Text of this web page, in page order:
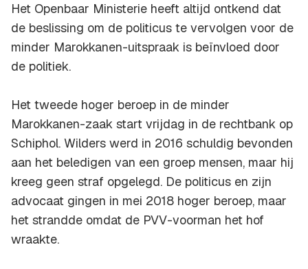
Het Openbaar Ministerie heeft altijd ontkend dat
de beslissing om de politicus te vervolgen voor de
minder Marokkanen-uitspraak is beïnvloed door
de politiek.
Het tweede hoger beroep in de minder
Marokkanen-zaak start vrijdag in de rechtbank op
Schiphol. Wilders werd in 2016 schuldig bevonden
aan het beledigen van een groep mensen, maar hij
kreeg geen straf opgelegd. De politicus en zijn
advocaat gingen in mei 2018 hoger beroep, maar
het strandde omdat de PVV-voorman het hof
wraakte.